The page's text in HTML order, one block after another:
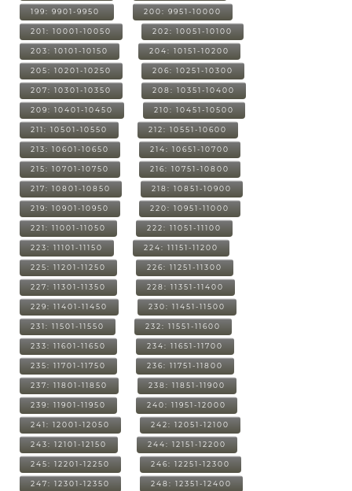
199: 9901-9950 200: 9951-10000
201: 10001-10050 202: 10051-10100
203: 10101-10150 204: 10151-10200
205: 10201-10250 206: 10251-10300
207: 10301-10350 208: 10351-10400
209: 10401-10450 210: 10451-10500
211: 10501-10550 212: 10551-10600
213: 10601-10650 214: 10651-10700
215: 10701-10750 216: 10751-10800
217: 10801-10850 218: 10851-10900
219: 10901-10950 220: 10951-11000
221: 11001-11050 222: 11051-11100
223: 11101-11150 224: 11151-11200
225: 11201-11250 226: 11251-11300
227: 11301-11350 228: 11351-11400
229: 11401-11450 230: 11451-11500
231: 11501-11550 232: 11551-11600
233: 11601-11650 234: 11651-11700
235: 11701-11750 236: 11751-11800
237: 11801-11850 238: 11851-11900
239: 11901-11950 240: 11951-12000
241: 12001-12050 242: 12051-12100
243: 12101-12150 244: 12151-12200
245: 12201-12250 246: 12251-12300
247: 12301-12350 248: 12351-12400